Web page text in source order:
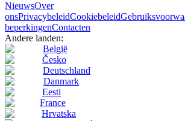
NieuwsOver
onsPrivacybeleidCookiebeleid
beperkingenContacten
Andere landen:
België
Česko
Deutschland
Danmark
Eesti
France
Hrvatska